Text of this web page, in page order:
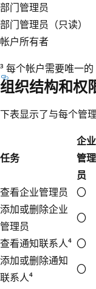
部门管理员
部门管理员（只读）
帐户所有者
³ 每个帐户需要唯一
组织结构和权
下表显示了与每个管
任务
企业
管理
员
查看企业管理员
〇
添加或删除企业
管理员
〇
查看通知联系人⁴ 〇
添加或删除通知
联系人⁴
〇